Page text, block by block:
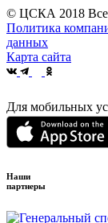
© ЦСКА 2018
Политика
данных
Карта сайта
Для мобильных
Наши
партнеры